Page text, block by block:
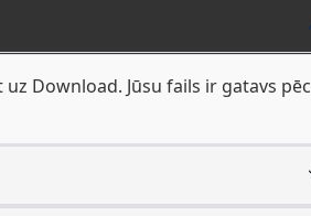
Download. Jūsu fails ir gatavs pēc